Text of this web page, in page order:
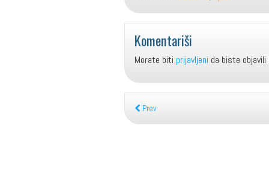
Komentariši
Morate biti prijavljeni da biste objavili
Prev